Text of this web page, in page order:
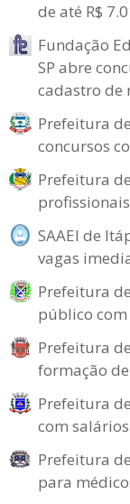
de até R$
Fundação
SP abre
cadastro de
Prefeitura
concursos
Prefeitura
SAAEI de
vagas
Prefeitura
público com
Prefeitura
formação
Prefeitura
com
Prefeitura
para